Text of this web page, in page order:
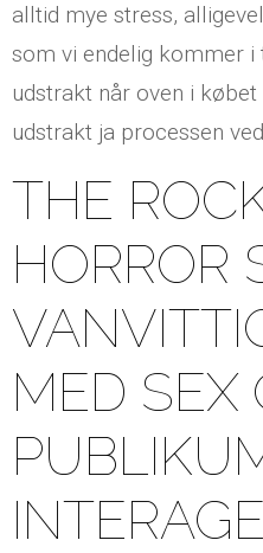
alltid mye stress,
som vi endelig kommer i
udstrakt når oven i
udstrakt ja processen
THE
HORROR
MED SEX